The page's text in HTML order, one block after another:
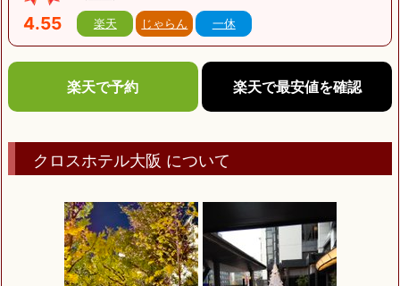
4.55 楽天 じゃらん 一休
楽天で予約 楽天で最安値を確認
クロスホテル大阪 について